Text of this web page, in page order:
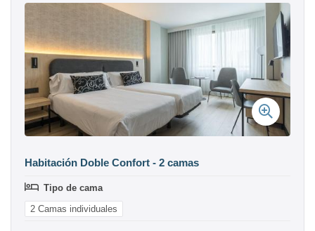
Habitación Doble Confort - 2 camas
Tipo de cama
2 Camas individuales